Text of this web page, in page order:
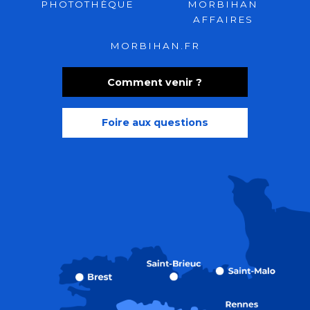
Comment venir ?
Foire aux questions
PHOTOTHÈQUE
MORBIHAN
AFFAIRES
MORBIHAN.FR